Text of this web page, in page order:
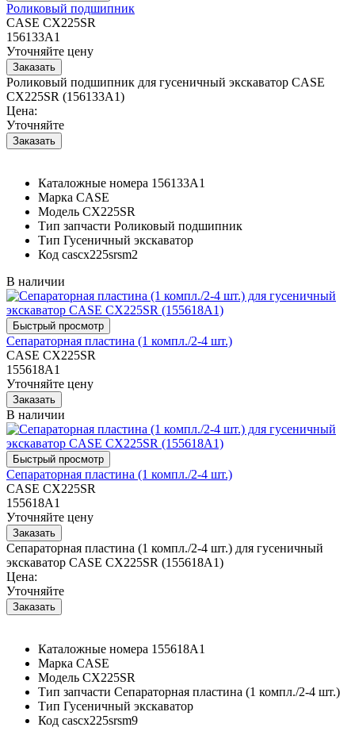
Роликовый подшипник
CASE CX225SR
156133A1
Уточняйте цену
Роликовый подшипник для гусеничный экскаватор CASE
CX225SR (156133A1)
Цена:
Уточняйте
Каталожные номера 156133A1
Марка CASE
Модель CX225SR
Тип запчасти Роликовый подшипник
Тип Гусеничный экскаватор
Код cascx225srsm2
В наличии
Сепараторная пластина (1 компл./2-4 шт.)
CASE CX225SR
155618A1
Уточняйте цену
В наличии
Сепараторная пластина (1 компл./2-4 шт.)
CASE CX225SR
155618A1
Уточняйте цену
Сепараторная пластина (1 компл./2-4 шт.) для гусеничный
экскаватор CASE CX225SR (155618A1)
Цена:
Уточняйте
Каталожные номера 155618A1
Марка CASE
Модель CX225SR
Тип запчасти Сепараторная пластина (1 компл./2-4 шт.)
Тип Гусеничный экскаватор
Код cascx225srsm9